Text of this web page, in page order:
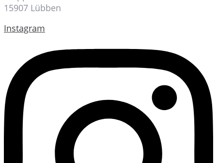
15907 Lübben
Instagram